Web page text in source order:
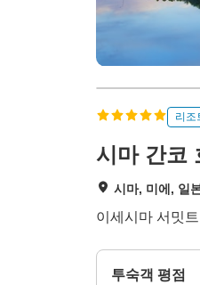
리조
시마 간코
시마, 미에, 일
이세시마 서밋
투숙객 평점